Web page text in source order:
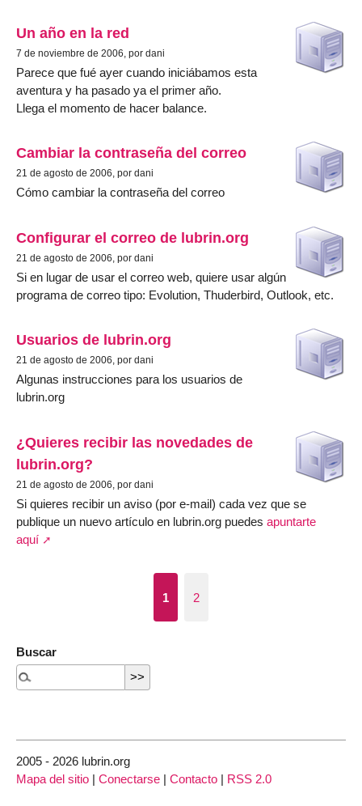
Un año en la red
7 de noviembre de 2006, por dani
Parece que fué ayer cuando iniciábamos esta
aventura y ha pasado ya el primer año.
Llega el momento de hacer balance.
Cambiar la contraseña del correo
21 de agosto de 2006, por dani
Cómo cambiar la contraseña del correo
Configurar el correo de lubrin.org
21 de agosto de 2006, por dani
Si en lugar de usar el correo web, quiere usar algún
programa de correo tipo: Evolution, Thuderbird, Outlook, etc.
Usuarios de lubrin.org
21 de agosto de 2006, por dani
Algunas instrucciones para los usuarios de
lubrin.org
¿Quieres recibir las novedades de
lubrin.org?
21 de agosto de 2006, por dani
Si quieres recibir un aviso (por e-mail) cada vez que se
publique un nuevo artículo en lubrin.org puedes apuntarte
aquí
1 2
Buscar
2005 - 2026 lubrin.org
Mapa del sitio | Conectarse | Contacto | RSS 2.0